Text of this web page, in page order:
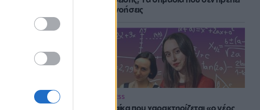
να αγνοήσεις
WELLNESS
Η γυναίκα που χαρακτηρίζεται «ο νέος